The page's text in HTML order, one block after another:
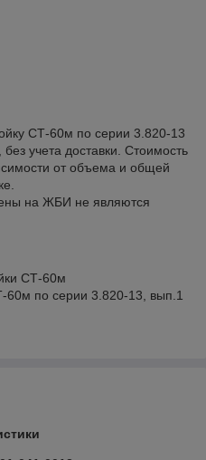
СТ-60м по серии 3.820-13
учета доставки. Стоимость
от объема и общей
на ЖБИ не являются
СТ-60м